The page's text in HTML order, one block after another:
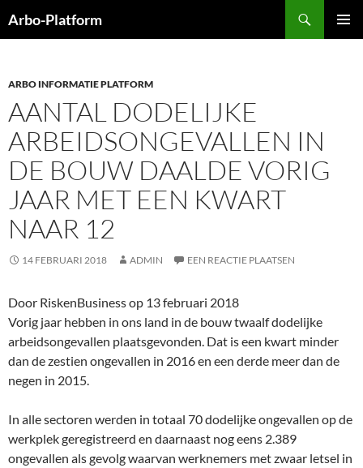
naar
Arbo-Platform
ARBO INFORMATIE PLATFORM
AANTAL DODELIJKE
ARBEIDSONGEVALLEN IN
DE BOUW DAALDE VORIG
JAAR MET EEN KWART
NAAR 12
14 FEBRUARI 2018 ADMIN EEN REACTIE PLAATSEN
Door RiskenBusiness op 13 februari 2018
Vorig jaar hebben in ons land in de bouw twaalf dodelijke
arbeidsongevallen plaatsgevonden. Dat is een kwart minder
dan de zestien ongevallen in 2016 en een derde meer dan de
negen in 2015.
In alle sectoren werden in totaal 70 dodelijke ongevallen op de
werkplek geregistreerd en daarnaast nog eens 2.389
ongevallen als gevolg waarvan werknemers met zwaar letsel in